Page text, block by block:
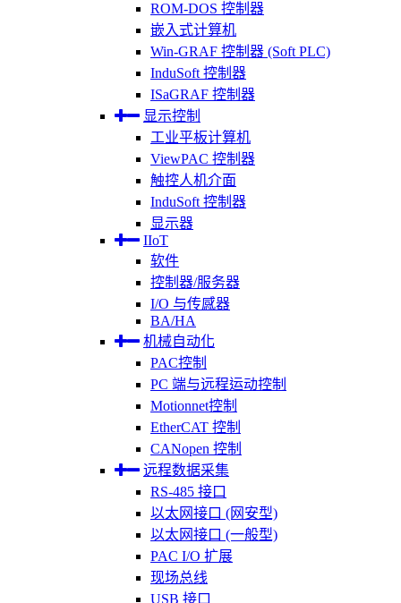
ROM-DOS 控制器
嵌入式计算机
Win-GRAF 控制器 (Soft PLC)
InduSoft 控制器
ISaGRAF 控制器
显示控制
工业平板计算机
ViewPAC 控制器
触控人机介面
InduSoft 控制器
显示器
IIoT
软件
控制器/服务器
I/O 与传感器
BA/HA
机械自动化
PAC控制
PC 端与远程运动控制
Motionnet控制
EtherCAT 控制
CANopen 控制
远程数据采集
RS-485 接口
以太网接口 (网安型)
以太网接口 (一般型)
PAC I/O 扩展
现场总线
USB 接口